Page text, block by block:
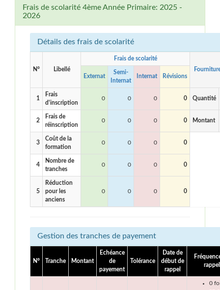
Frais de scolarité 4ème Année Primaire: 2025 -
2026
Détails des frais de scolarité
N° Libellé
Frais de scolarité
Externat
Semi-
Internat
Internat Révisions
1
Frais
d'inscription
0 0 0 0 Quantité
2
Frais de
réinscription
0 0 0 0 Montant
3
Coût de la
formation
0 0 0 0
4
Nombre de
tranches
0 0 0 0
5
Réduction
pour les
anciens
0 0 0 0
Gestion des tranches de payement
N° Tranche Montant
Echéance
de
payement
Tolérance
Date de
début de
rappel
rappel
0